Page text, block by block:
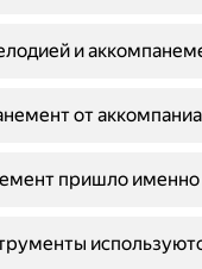
и
от
пришло именно